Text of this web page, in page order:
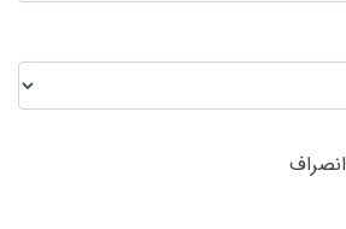
انصراف